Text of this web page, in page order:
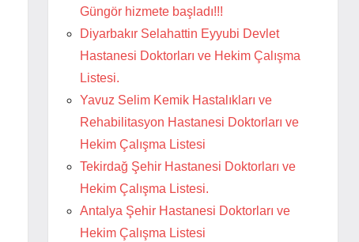
Güngör hizmete başladı!!!
Diyarbakır Selahattin Eyyubi Devlet
Hastanesi Doktorları ve Hekim Çalışma
Listesi.
Yavuz Selim Kemik Hastalıkları ve
Rehabilitasyon Hastanesi Doktorları ve
Hekim Çalışma Listesi
Tekirdağ Şehir Hastanesi Doktorları ve
Hekim Çalışma Listesi.
Antalya Şehir Hastanesi Doktorları ve
Hekim Çalışma Listesi